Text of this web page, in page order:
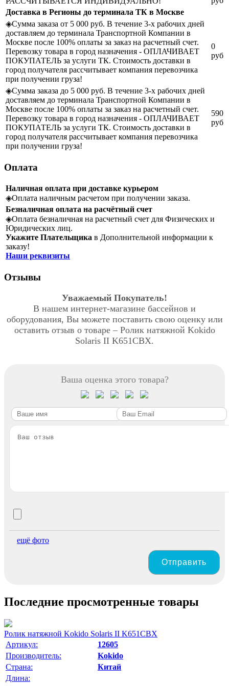
Доставка в Регионы до терминала ТК в Москве
◈Сумма заказа от 5 000 руб. В течение 3-х рабочих дней
доставляем до терминала Транспортной Компании в
Москве после 100% оплаты за заказ на расчетный счет.
Перевозку товара в город назначения - ОПЛАЧИВАЕТ
ПОКУПАТЕЛЬ за услуги ТК. Стоимость доставки в
город получателя рассчитывает компания перевозчика
при получении груза!
0
руб
◈Сумма заказа до 5 000 руб. В течение 3-х рабочих дней
доставляем до терминала Транспортной Компании в
Москве после 100% оплаты за заказ на расчетный счет.
Перевозку товара в город назначения - ОПЛАЧИВАЕТ
ПОКУПАТЕЛЬ за услуги ТК. Стоимость доставки в
город получателя рассчитывает компания перевозчика
при получении груза!
590
руб
Оплата
Наличная оплата при доставке курьером
◈Оплата наличным расчетом при получении заказа.
Безналичная оплата на расчётный счет
◈Оплата безналичная на расчетный счет для Физических и
Юридических лиц.
Укажите Плательщика в Дополнительной информации к
заказу!
Наши реквизиты
Отзывы
Уважаемый Покупатель!
В нашем интернет-магазине бассейнов и
оборудования, Вы можете поставить свою оценку или
оставить отзыв о товаре – Ролик натяжной Kokido
Solaris II K651CBX.
Ваша оценка этого товара?
ещё фото
Отправить
Последние просмотренные товары
Ролик натяжной Kokido Solaris II K651CBX
Артикул:
12605
Производитель:
Kokido
Страна:
Китай
Длина: